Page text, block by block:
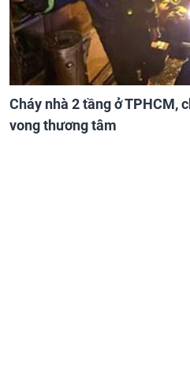
Cháy nhà 2 tầng ở TPHCM,
vong thương tâm